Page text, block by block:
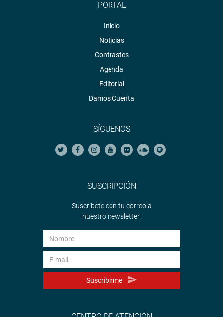
PORTAL
Inicio
Noticias
Contrastes
Agenda
Editorial
Damos Cuenta
SÍGUENOS
SUSCRIPCIÓN
Suscríbete con tu correo a
nuestro newsletter.
Suscribirme